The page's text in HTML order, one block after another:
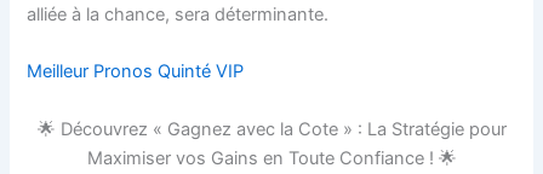
alliée à la chance, sera déterminante.
Meilleur Pronos Quinté VIP
🌟 Découvrez « Gagnez avec la Cote » : La Stratégie pour
Maximiser vos Gains en Toute Confiance ! 🌟